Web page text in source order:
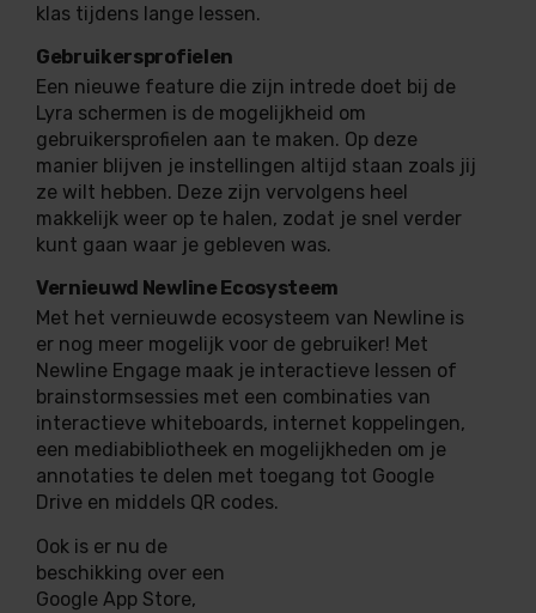
klas tijdens lange lessen.
Gebruikersprofielen
Een nieuwe feature die zijn intrede doet bij de
Lyra schermen is de mogelijkheid om
gebruikersprofielen aan te maken. Op deze
manier blijven je instellingen altijd staan zoals jij
ze wilt hebben. Deze zijn vervolgens heel
makkelijk weer op te halen, zodat je snel verder
kunt gaan waar je gebleven was.
Vernieuwd Newline Ecosysteem
Met het vernieuwde ecosysteem van Newline is
er nog meer mogelijk voor de gebruiker! Met
Newline Engage maak je interactieve lessen of
brainstormsessies met een combinaties van
interactieve whiteboards, internet koppelingen,
een mediabibliotheek en mogelijkheden om je
annotaties te delen met toegang tot Google
Drive en middels QR codes.
Ook is er nu de
beschikking over een
Google App Store,